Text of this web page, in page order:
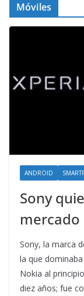
Móviles
ANDROID
Sony
mercado
Sony, la marca
la que
Nokia al
diez años; fue